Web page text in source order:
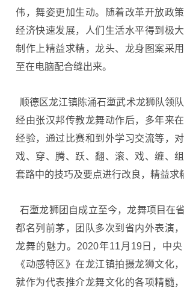
伟，舞姿更加生动。随着改革开放政
经济快速发展，人们生活水平得到极
制作上精益求精，龙头、龙身图案采
至在电脑配合缝出来。
顺德区龙江镇陈涌石壍武术龙狮队领
经由张汉邦传教龙舞动作后，多年来
经验，通过比赛和到外学习交流等，对
戏、穿、腾、跃、翻、滚、戏、缠、
套路中的技巧及要点进行改良，精益求
石壍龙狮团自成立至今，龙舞项目在
都名列前茅，团队多次到省内外表演
龙舞的魅力。2020年11月19日，中
《动感特区》在龙江镇拍摄龙狮文化
就作为代表推介龙舞文化的各项精髓